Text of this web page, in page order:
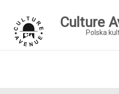
content
Culture
Polska